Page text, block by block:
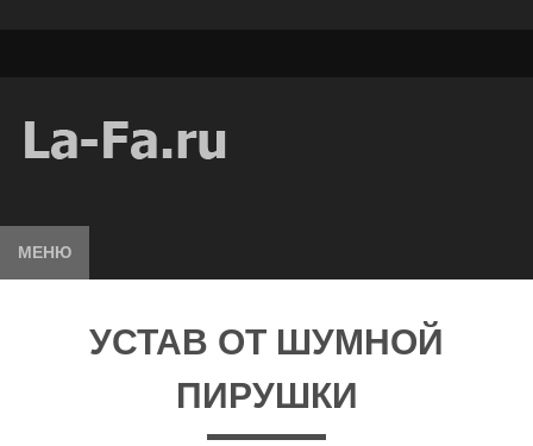
МЕНЮ
УСТАВ ОТ ШУМНОЙ
ПИРУШКИ